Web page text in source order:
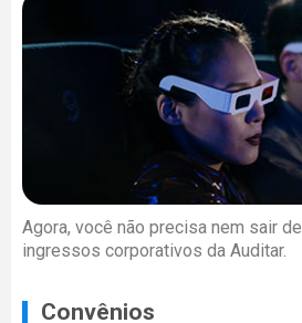
Agora, você não precisa nem sair
ingressos corporativos da Auditar.
Convênios